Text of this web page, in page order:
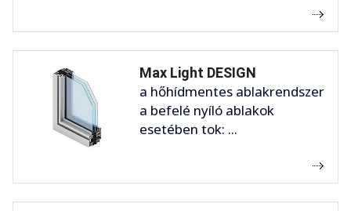
Max Light DESIGN
a hőhídmentes ablakrendszer
a befelé nyíló ablakok
esetében tok: ...